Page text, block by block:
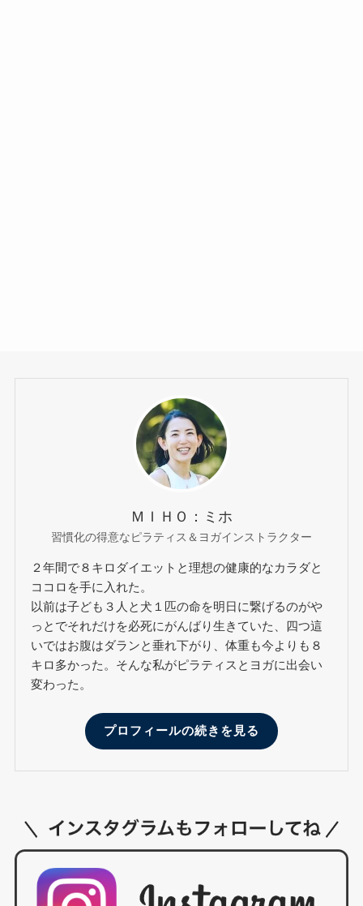
ＭＩＨＯ：ミホ
習慣化の得意なピラティス＆ヨガインストラクター
２年間で８キロダイエットと理想の健康的なカラダと
ココロを手に入れた。
以前は子ども３人と犬１匹の命を明日に繋げるのがや
っとでそれだけを必死にがんばり生きていた、四つ這
いではお腹はダランと垂れ下がり、体重も今よりも８
キロ多かった。そんな私がピラティスとヨガに出会い
変わった。
プロフィールの続きを見る